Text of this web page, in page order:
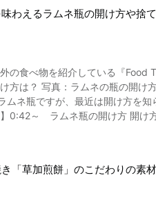
るように、日本食、ひいては
が使われることも増えてきまし
入れても変に味がくどくなるこ
くあります。 自分で思っている
食に欠かせない出汁の奥深さを
ンのかき氷 ・メロンを半分に切り、種を取り出し中身を
を容器として使うので、中身と
ほどカカオは合わなかったよう
を剥く。 ・容器に詰めやすいよ
冷凍桃のかき氷の作り方 桃の
付ける。 【動画】3:09~ 冷凍
ココアパウダー:6g
たショコラショーをかき氷機で
うな食感の冷凍フルーツかき
ャリの食感に加えてとろりとし
わえるラムネ瓶の開け方や捨
の食べ物を紹介している『
ムネ瓶ですが、最近は開け方を
ン目に沿ってプラスチック包装を取ります。そし
場合、再利用することが可能
ムネですが、この開けること
「草加煎餅」のこだわりの素